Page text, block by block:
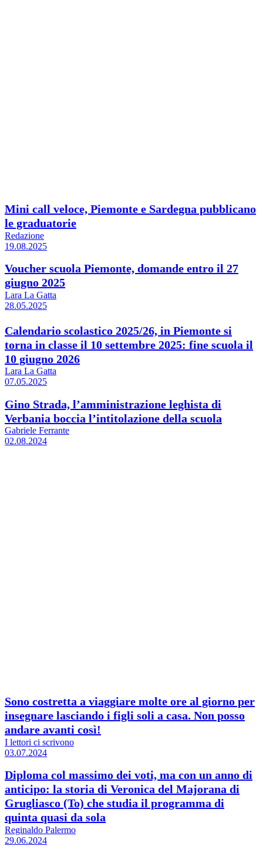
Mini call veloce, Piemonte e Sardegna pubblicano
le graduatorie
Redazione
19.08.2025
Voucher scuola Piemonte, domande entro il 27
giugno 2025
Lara La Gatta
28.05.2025
Calendario scolastico 2025/26, in Piemonte si
torna in classe il 10 settembre 2025: fine scuola il
10 giugno 2026
Lara La Gatta
07.05.2025
Gino Strada, l’amministrazione leghista di
Verbania boccia l’intitolazione della scuola
Gabriele Ferrante
02.08.2024
Sono costretta a viaggiare molte ore al giorno per
insegnare lasciando i figli soli a casa. Non posso
andare avanti così!
I lettori ci scrivono
03.07.2024
Diploma col massimo dei voti, ma con un anno di
anticipo: la storia di Veronica del Majorana di
Grugliasco (To) che studia il programma di
quinta quasi da sola
Reginaldo Palermo
29.06.2024